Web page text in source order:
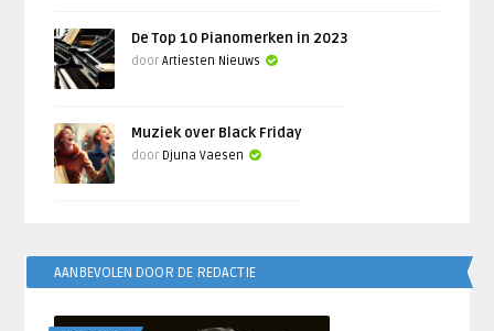
De Top 10 Pianomerken in 2023
doorArtiesten Nieuws
Muziek over Black Friday
door Djuna Vaesen
AANBEVOLEN DOOR DE REDACTIE